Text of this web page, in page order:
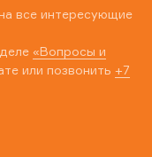
все интересующие
«Вопросы и
или позвонить +7